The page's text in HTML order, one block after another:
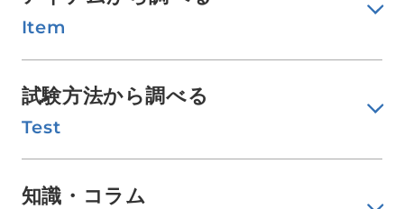
Item
試験方法から調べる
Test
知識・コラム